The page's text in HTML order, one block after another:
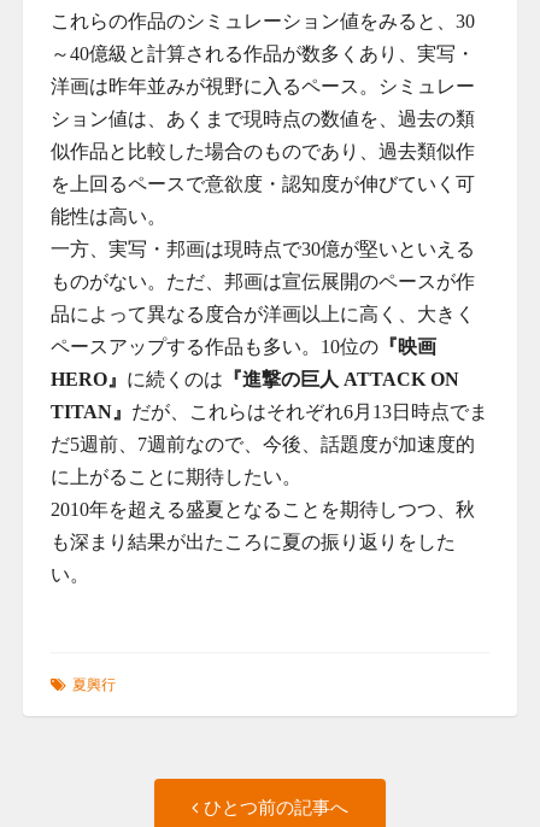
これらの作品のシミュレーション値をみると、30
～40億級と計算される作品が数多くあり、実写・
洋画は昨年並みが視野に入るペース。シミュレー
ション値は、あくまで現時点の数値を、過去の類
似作品と比較した場合のものであり、過去類似作
を上回るペースで意欲度・認知度が伸びていく可
能性は高い。
一方、実写・邦画は現時点で30億が堅いといえる
ものがない。ただ、邦画は宣伝展開のペースが作
品によって異なる度合が洋画以上に高く、大きく
ペースアップする作品も多い。10位の『映画
HERO』 に続くのは 『進撃の巨人 ATTACK ON
TITAN』 だが、これらはそれぞれ6月13日時点でま
だ5週前、7週前なので、今後、話題度が加速度的
に上がることに期待したい。
2010年を超える盛夏となることを期待しつつ、秋
も深まり結果が出たころに夏の振り返りをした
い。
夏興行
ひとつ前の記事へ